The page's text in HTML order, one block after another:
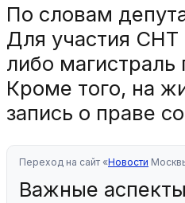
По словам
Для участия СНТ
либо
Кроме того, на
запись о праве
Переход на сайт «Новости
Важные